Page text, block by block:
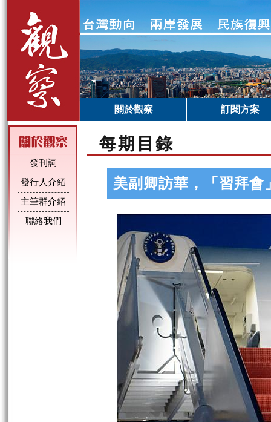
關於觀察 訂閱方案
發刊詞
發行人介紹
主筆群介紹
聯絡我們
每期目錄
美副卿訪華，「習拜會